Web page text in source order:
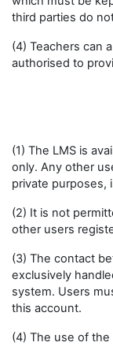
third parties do
(4) Teachers can
authorised to
(1) The LMS is
only. Any other
private purposes,
(2) It is not
other users
(3) The contact
exclusively
system. Users
this account.
(4) The use of